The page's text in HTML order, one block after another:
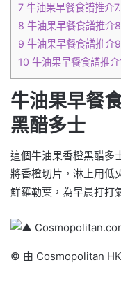
7 牛油果早餐食譜推介
8 牛油果早餐食譜推介
9 牛油果早餐食譜推介
10 牛油果早餐食譜推
牛油果早餐
黑醋多士
這個牛油果香橙黑醋多
將香橙切片，淋上用低
鮮羅勒葉，為早晨打打
© 由 Cosmopolitan